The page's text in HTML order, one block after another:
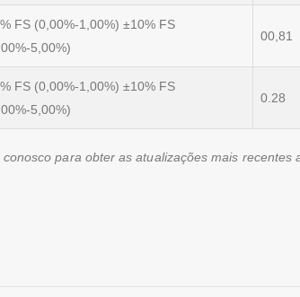
FS (0,00%-1,00%) ±10% FS
5,00%)
00,81
FS (0,00%-1,00%) ±10% FS
5,00%)
0.28
para obter as atualizações mais recentes